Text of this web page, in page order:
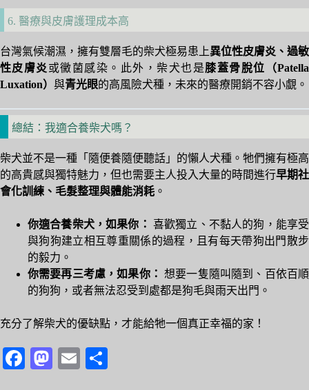
6. 醫療與皮膚護理成本高
台灣氣候潮濕，擁有雙層毛的柴犬極易患上異位性皮膚炎、過敏
性皮膚炎 或黴菌感染。此外，柴犬也是膝蓋骨脫位（Patella
Luxation） 與青光眼的高風險犬種，未來的醫療開銷不容小覷。
總結：我適合養柴犬嗎？
柴犬並不是一種「隨便養隨便聽話」的懶人犬種。牠們擁有極高
的高貴感與獨特魅力，但也需要主人投入大量的時間進行早期社
會化訓練、毛髮整理與體能消耗 。
你適合養柴犬，如果你： 喜歡獨立、不黏人的狗，能享受
與狗狗建立相互尊重關係的過程，且有每天帶狗出門散步
的毅力。
你需要再三考慮，如果你： 想要一隻隨叫隨到、百依百順
的狗狗，或者無法忍受到處都是狗毛與雨天出門。
充分了解柴犬的優缺點，才能給牠一個真正幸福的家！
Fa M
E